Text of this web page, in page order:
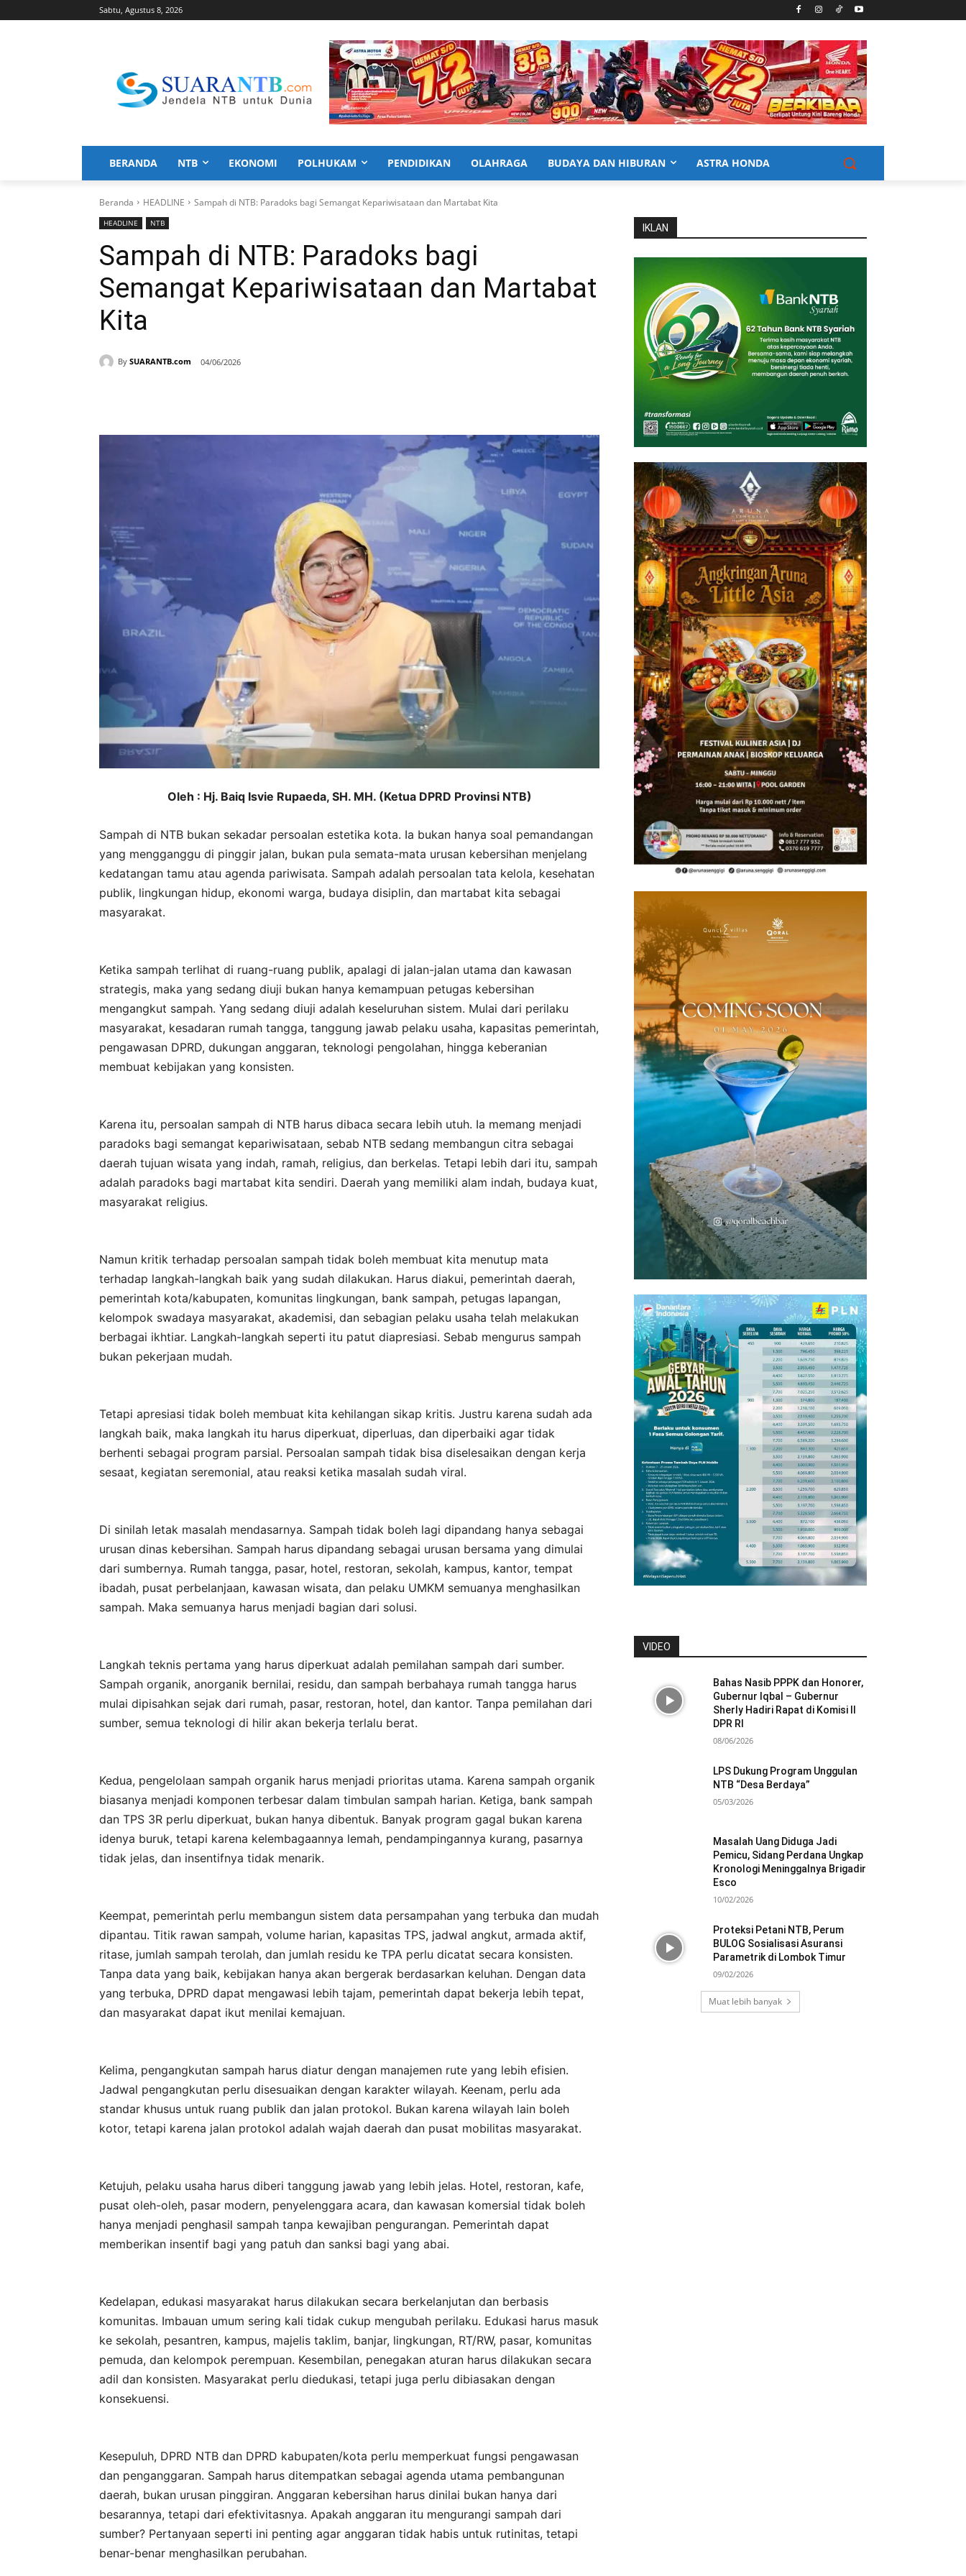
Sabtu, Agustus 8, 2026
BERANDA NTB EKONOMI POLHUKAM PENDIDIKAN OLAHRAGA BUDAYA DAN HIBURAN ASTRA HONDA
Beranda HEADLINE Sampah di NTB: Paradoks bagi Semangat Kepariwisataan dan Martabat Kita
HEADLINE NTB
Sampah di NTB: Paradoks bagi
Semangat Kepariwisataan dan Martabat
Kita
By SUARANTB.com 04/06/2026
Oleh : Hj. Baiq Isvie Rupaeda, SH. MH. (Ketua DPRD Provinsi NTB)
Sampah di NTB bukan sekadar persoalan estetika kota. Ia bukan hanya soal pemandangan
yang mengganggu di pinggir jalan, bukan pula semata-mata urusan kebersihan menjelang
kedatangan tamu atau agenda pariwisata. Sampah adalah persoalan tata kelola, kesehatan
publik, lingkungan hidup, ekonomi warga, budaya disiplin, dan martabat kita sebagai
masyarakat.
Ketika sampah terlihat di ruang-ruang publik, apalagi di jalan-jalan utama dan kawasan
strategis, maka yang sedang diuji bukan hanya kemampuan petugas kebersihan
mengangkut sampah. Yang sedang diuji adalah keseluruhan sistem. Mulai dari perilaku
masyarakat, kesadaran rumah tangga, tanggung jawab pelaku usaha, kapasitas pemerintah,
pengawasan DPRD, dukungan anggaran, teknologi pengolahan, hingga keberanian
membuat kebijakan yang konsisten.
Karena itu, persoalan sampah di NTB harus dibaca secara lebih utuh. Ia memang menjadi
paradoks bagi semangat kepariwisataan, sebab NTB sedang membangun citra sebagai
daerah tujuan wisata yang indah, ramah, religius, dan berkelas. Tetapi lebih dari itu, sampah
adalah paradoks bagi martabat kita sendiri. Daerah yang memiliki alam indah, budaya kuat,
masyarakat religius.
Namun kritik terhadap persoalan sampah tidak boleh membuat kita menutup mata
terhadap langkah-langkah baik yang sudah dilakukan. Harus diakui, pemerintah daerah,
pemerintah kota/kabupaten, komunitas lingkungan, bank sampah, petugas lapangan,
kelompok swadaya masyarakat, akademisi, dan sebagian pelaku usaha telah melakukan
berbagai ikhtiar. Langkah-langkah seperti itu patut diapresiasi. Sebab mengurus sampah
bukan pekerjaan mudah.
Tetapi apresiasi tidak boleh membuat kita kehilangan sikap kritis. Justru karena sudah ada
langkah baik, maka langkah itu harus diperkuat, diperluas, dan diperbaiki agar tidak
berhenti sebagai program parsial. Persoalan sampah tidak bisa diselesaikan dengan kerja
sesaat, kegiatan seremonial, atau reaksi ketika masalah sudah viral.
Di sinilah letak masalah mendasarnya. Sampah tidak boleh lagi dipandang hanya sebagai
urusan dinas kebersihan. Sampah harus dipandang sebagai urusan bersama yang dimulai
dari sumbernya. Rumah tangga, pasar, hotel, restoran, sekolah, kampus, kantor, tempat
ibadah, pusat perbelanjaan, kawasan wisata, dan pelaku UMKM semuanya menghasilkan
sampah. Maka semuanya harus menjadi bagian dari solusi.
Langkah teknis pertama yang harus diperkuat adalah pemilahan sampah dari sumber.
Sampah organik, anorganik bernilai, residu, dan sampah berbahaya rumah tangga harus
mulai dipisahkan sejak dari rumah, pasar, restoran, hotel, dan kantor. Tanpa pemilahan dari
sumber, semua teknologi di hilir akan bekerja terlalu berat.
Kedua, pengelolaan sampah organik harus menjadi prioritas utama. Karena sampah organik
biasanya menjadi komponen terbesar dalam timbulan sampah harian. Ketiga, bank sampah
dan TPS 3R perlu diperkuat, bukan hanya dibentuk. Banyak program gagal bukan karena
idenya buruk, tetapi karena kelembagaannya lemah, pendampingannya kurang, pasarnya
tidak jelas, dan insentifnya tidak menarik.
Keempat, pemerintah perlu membangun sistem data persampahan yang terbuka dan mudah
dipantau. Titik rawan sampah, volume harian, kapasitas TPS, jadwal angkut, armada aktif,
ritase, jumlah sampah terolah, dan jumlah residu ke TPA perlu dicatat secara konsisten.
Tanpa data yang baik, kebijakan hanya akan bergerak berdasarkan keluhan. Dengan data
yang terbuka, DPRD dapat mengawasi lebih tajam, pemerintah dapat bekerja lebih tepat,
dan masyarakat dapat ikut menilai kemajuan.
Kelima, pengangkutan sampah harus diatur dengan manajemen rute yang lebih efisien.
Jadwal pengangkutan perlu disesuaikan dengan karakter wilayah. Keenam, perlu ada
standar khusus untuk ruang publik dan jalan protokol. Bukan karena wilayah lain boleh
kotor, tetapi karena jalan protokol adalah wajah daerah dan pusat mobilitas masyarakat.
Ketujuh, pelaku usaha harus diberi tanggung jawab yang lebih jelas. Hotel, restoran, kafe,
pusat oleh-oleh, pasar modern, penyelenggara acara, dan kawasan komersial tidak boleh
hanya menjadi penghasil sampah tanpa kewajiban pengurangan. Pemerintah dapat
memberikan insentif bagi yang patuh dan sanksi bagi yang abai.
Kedelapan, edukasi masyarakat harus dilakukan secara berkelanjutan dan berbasis
komunitas. Imbauan umum sering kali tidak cukup mengubah perilaku. Edukasi harus masuk
ke sekolah, pesantren, kampus, majelis taklim, banjar, lingkungan, RT/RW, pasar, komunitas
pemuda, dan kelompok perempuan. Kesembilan, penegakan aturan harus dilakukan secara
adil dan konsisten. Masyarakat perlu diedukasi, tetapi juga perlu dibiasakan dengan
konsekuensi.
Kesepuluh, DPRD NTB dan DPRD kabupaten/kota perlu memperkuat fungsi pengawasan
dan penganggaran. Sampah harus ditempatkan sebagai agenda utama pembangunan
daerah, bukan urusan pinggiran. Anggaran kebersihan harus dinilai bukan hanya dari
besarannya, tetapi dari efektivitasnya. Apakah anggaran itu mengurangi sampah dari
sumber? Pertanyaan seperti ini penting agar anggaran tidak habis untuk rutinitas, tetapi
benar-benar menghasilkan perubahan.
IKLAN
VIDEO
Bahas Nasib PPPK dan Honorer,
Gubernur Iqbal – Gubernur
Sherly Hadiri Rapat di Komisi II
DPR RI
08/06/2026
LPS Dukung Program Unggulan
NTB “Desa Berdaya”
05/03/2026
Masalah Uang Diduga Jadi
Pemicu, Sidang Perdana Ungkap
Kronologi Meninggalnya Brigadir
Esco
10/02/2026
Proteksi Petani NTB, Perum
BULOG Sosialisasi Asuransi
Parametrik di Lombok Timur
09/02/2026
Muat lebih banyak